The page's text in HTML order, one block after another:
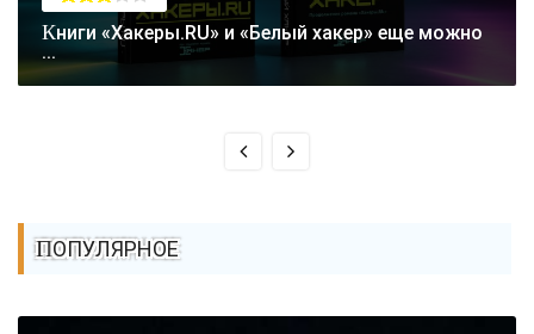
Книги «Хакеры.RU» и «Белый хакер» еще можно
...
ПОПУЛЯРНОЕ